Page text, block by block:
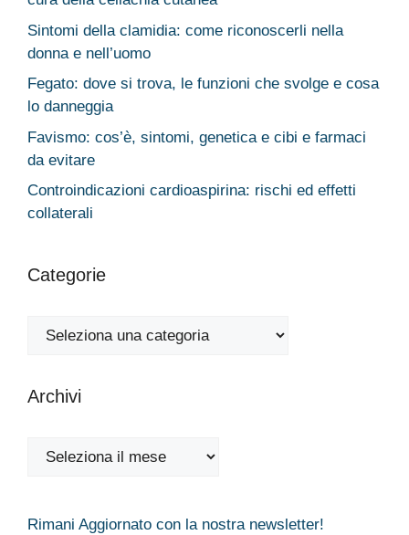
Sintomi della clamidia: come riconoscerli nella
donna e nell’uomo
Fegato: dove si trova, le funzioni che svolge e cosa
lo danneggia
Favismo: cos’è, sintomi, genetica e cibi e farmaci
da evitare
Controindicazioni cardioaspirina: rischi ed effetti
collaterali
Categorie
Categorie
Archivi
Archivi
Rimani Aggiornato con la nostra newsletter!